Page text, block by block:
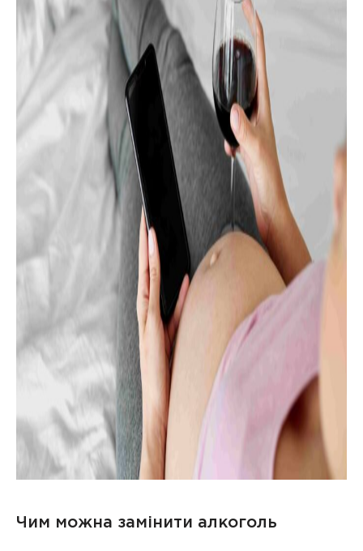
Чим можна замінити алкоголь